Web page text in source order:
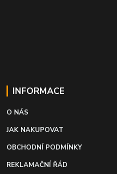
INFORMACE
O NÁS
JAK NAKUPOVAT
OBCHODNÍ PODMÍNKY
REKLAMAČNÍ ŘÁD